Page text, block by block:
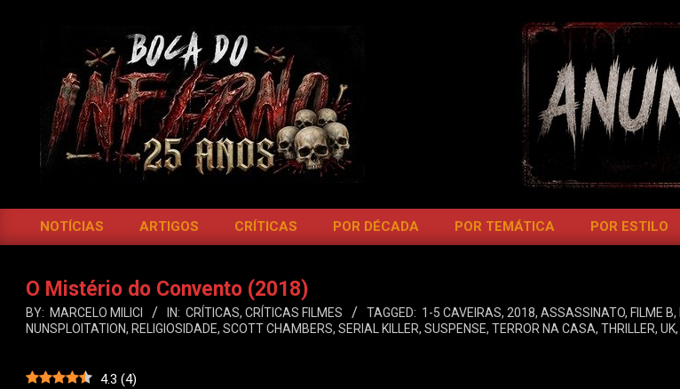
BOCA
DO
Primary
Menu
NOTÍCIAS ARTIGOS CRÍTICAS POR DÉCADA POR TEMÁTICA POR ESTILO
O Mistério do Convento (2018)
BY: MARCELO MILICI IN: CRÍTICAS, CRÍTICAS FILMES TAGGED: 1-5 CAVEIRAS, 2018, ASSASSINATO, FILME B,
NUNSPLOITATION, RELIGIOSIDADE, SCOTT CHAMBERS, SERIAL KILLER, SUSPENSE, TERROR NA CASA, THRILLER, UK,
4.3 (4)